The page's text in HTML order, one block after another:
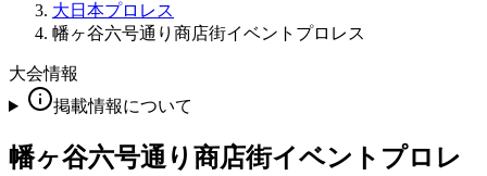
大日本プロレス
幡ヶ谷六号通り商店街イベントプロレス
大会情報
掲載情報について
幡ヶ谷六号通り商店街イベントプロレ